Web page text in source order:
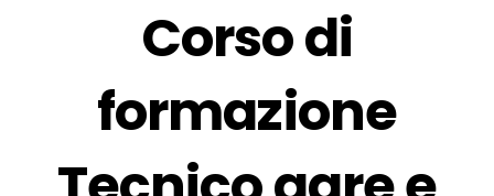
Corso di
formazione